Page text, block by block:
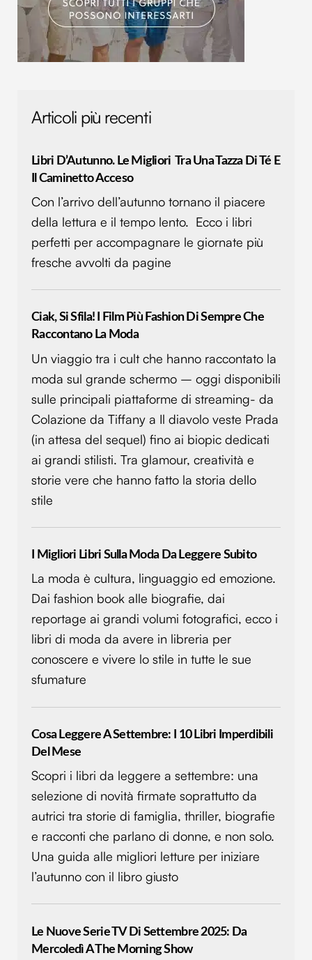
Articoli più recenti
Libri D’Autunno. Le Migliori Tra Una Tazza Di Té E
Il Caminetto Acceso
Con l’arrivo dell’autunno tornano il piacere
della lettura e il tempo lento. Ecco i libri
perfetti per accompagnare le giornate più
fresche avvolti da pagine
Ciak, Si Sfila! I Film Più Fashion Di Sempre Che
Raccontano La Moda
Un viaggio tra i cult che hanno raccontato la
moda sul grande schermo – oggi disponibili
sulle principali piattaforme di streaming- da
Colazione da Tiffany a Il diavolo veste Prada
(in attesa del sequel) fino ai biopic dedicati
ai grandi stilisti. Tra glamour, creatività e
storie vere che hanno fatto la storia dello
stile
I Migliori Libri Sulla Moda Da Leggere Subito
La moda è cultura, linguaggio ed emozione.
Dai fashion book alle biografie, dai
reportage ai grandi volumi fotografici, ecco i
libri di moda da avere in libreria per
conoscere e vivere lo stile in tutte le sue
sfumature
Cosa Leggere A Settembre: I 10 Libri Imperdibili
Del Mese
Scopri i libri da leggere a settembre: una
selezione di novità firmate soprattutto da
autrici tra storie di famiglia, thriller, biografie
e racconti che parlano di donne, e non solo.
Una guida alle migliori letture per iniziare
l’autunno con il libro giusto
Le Nuove Serie TV Di Settembre 2025: Da
Mercoledì A The Morning Show